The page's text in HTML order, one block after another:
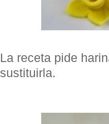
La receta pide
sustituirla.